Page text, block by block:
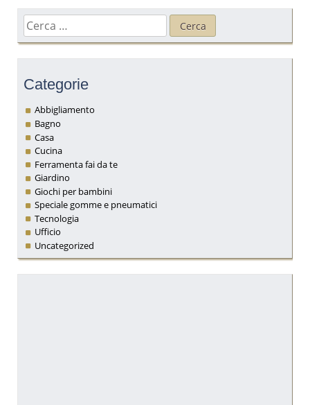
Ricerca
per:
Categorie
Abbigliamento
Bagno
Casa
Cucina
Ferramenta fai da te
Giardino
Giochi per bambini
Speciale gomme e pneumatici
Tecnologia
Ufficio
Uncategorized